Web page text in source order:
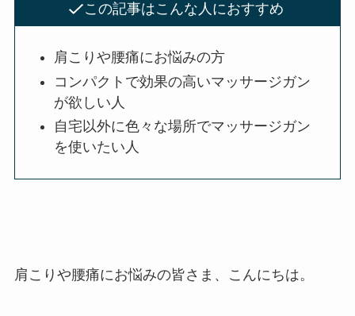
この記事はこんな人におすすめ
肩こりや腰痛にお悩みの方
コンパクトで効果の高いマッサージガン
が欲しい人
自宅以外に色々な場所でマッサージガン
を使いたい人
肩こりや腰痛にお悩みの皆さま、こんにちは。